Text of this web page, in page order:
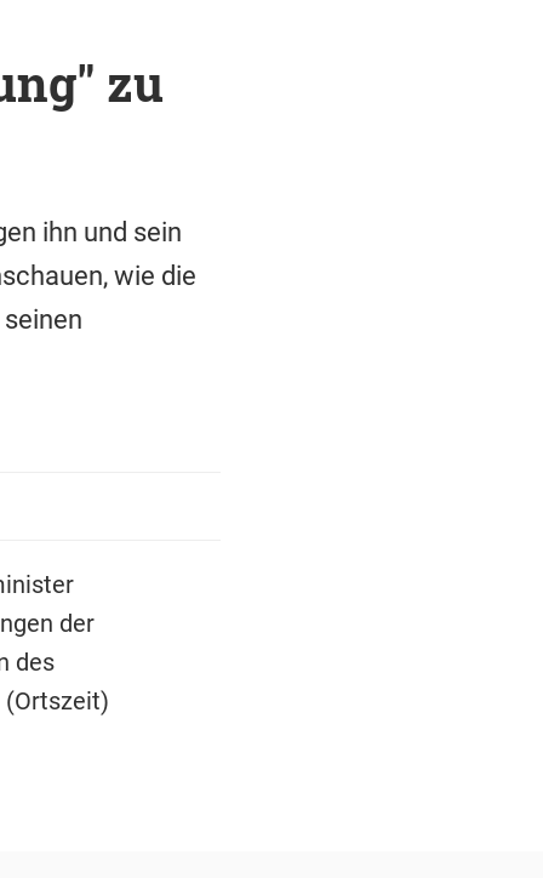
zu
ihn und sein
wie die
der
des
(Ortszeit)